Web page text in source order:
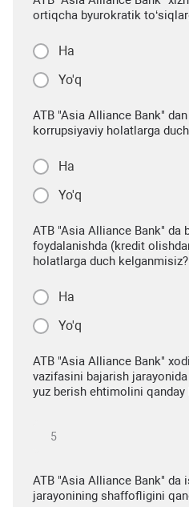
ortiqcha byurokratik
Ha
Yo'q
ATB "Asia Alliance Bank"
korrupsiyaviy holatlarga
Ha
Yo'q
ATB "Asia Alliance Bank" da
foydalanishda (kredit
holatlarga duch kelganmisiz?
Ha
Yo'q
ATB "Asia Alliance Bank"
vazifasini bajarish
yuz berish ehtimolini qanday
ATB "Asia Alliance Bank" da
jarayonining shaffofligini